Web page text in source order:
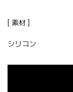
[ 素材 ]
シリコン